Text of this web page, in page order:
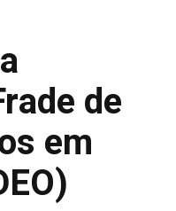
de
em